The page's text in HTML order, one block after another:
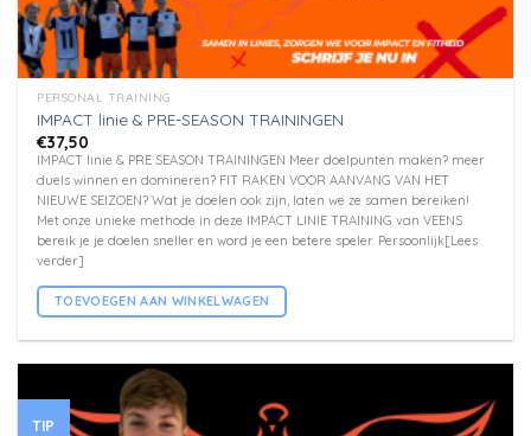
PERSONAL TRAINING
IMPACT linie & PRE-SEASON TRAININGEN
€37,50
IMPACT linie & PRE SEASON TRAININGEN Meer doelpunten maken? meer
duels winnen en domineren? FIT RAKEN VOOR AANVANG VAN HET
NIEUWE SEIZOEN? Wat je doelen ook zijn, laten we ze samen bereiken!
Met onze unieke methode in deze IMPACT LINIE TRAINING van VEENS
bereik je je doelen sneller en word je een betere speler. Persoonlijk[Lees
verder]
TOEVOEGEN AAN WINKELWAGEN
TIP